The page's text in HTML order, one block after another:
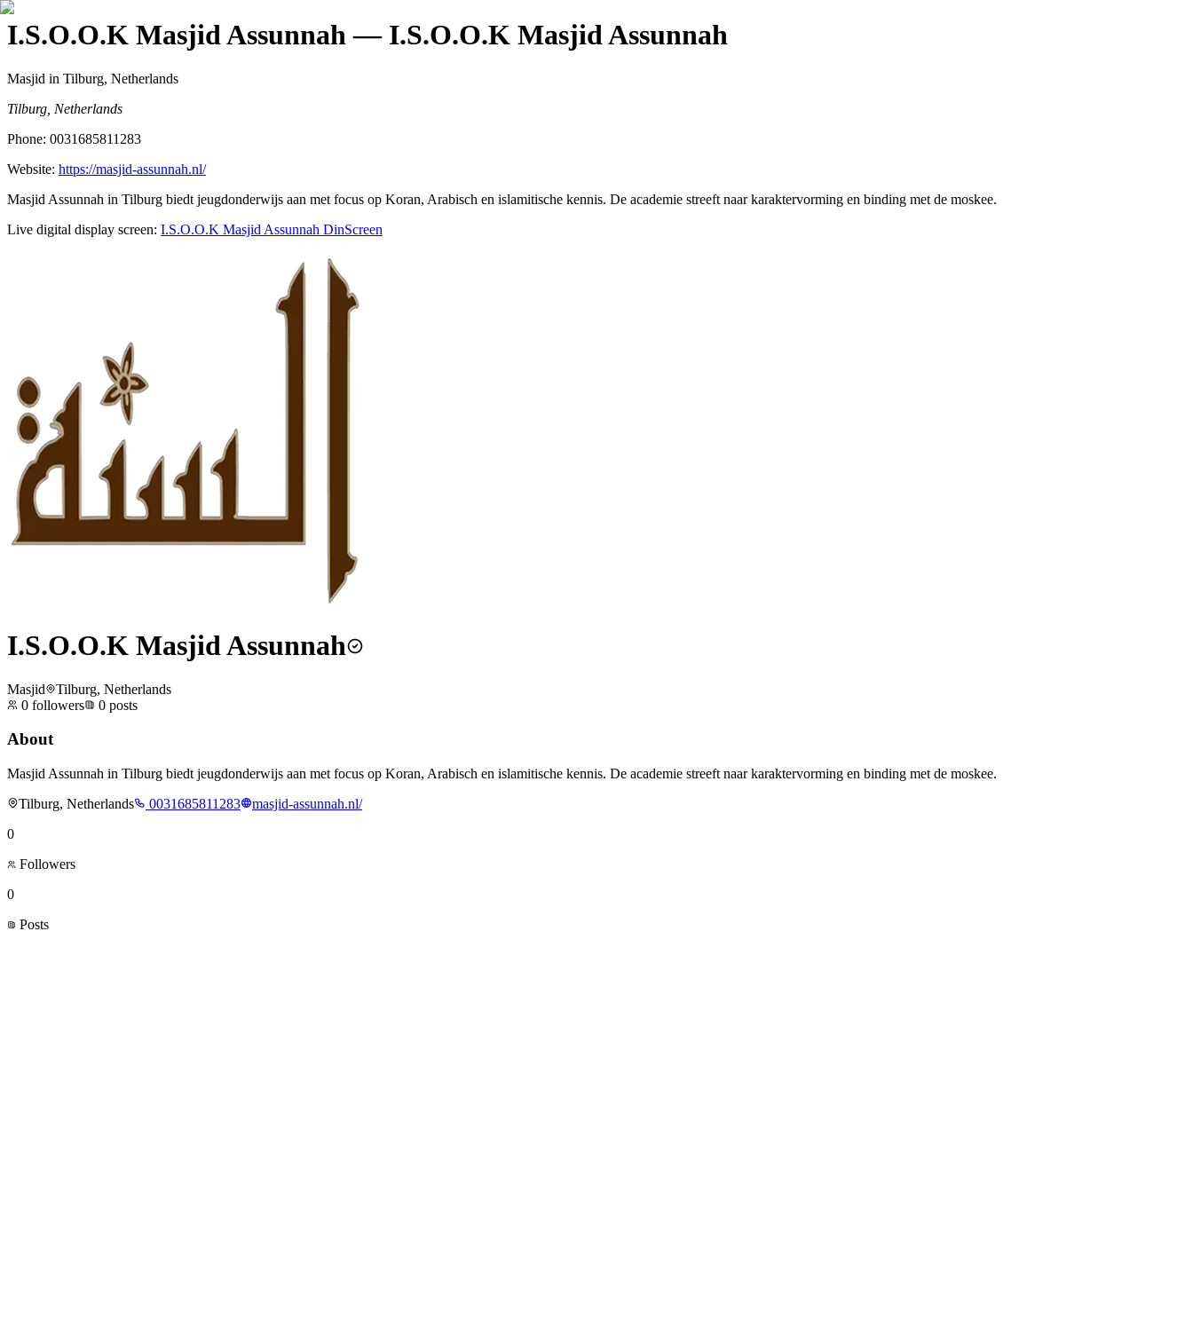
I.S.O.O.K Masjid Assunnah— I.S.O.O.K Masjid Assunnah
Masjid in Tilburg, Netherlands
Tilburg, Netherlands
Phone: 0031685811283
Website: https://masjid-assunnah.nl/
Masjid Assunnah in Tilburg biedt jeugdonderwijs aan met focus op Koran, Arabisch en islamitische kennis. De academie streeft naar karaktervorming en binding met de moskee.
Live digital display screen: I.S.O.O.K Masjid Assunnah DinScreen
I.S.O.O.K Masjid Assunnah
Masjid
Tilburg, Netherlands
0 followers 0 posts
About
Masjid Assunnah in Tilburg biedt jeugdonderwijs aan met focus op Koran, Arabisch en islamitische kennis. De academie streeft naar karaktervorming en binding met de moskee.
Tilburg, Netherlands
0031685811283
masjid-assunnah.nl/
0
Followers
0
Posts